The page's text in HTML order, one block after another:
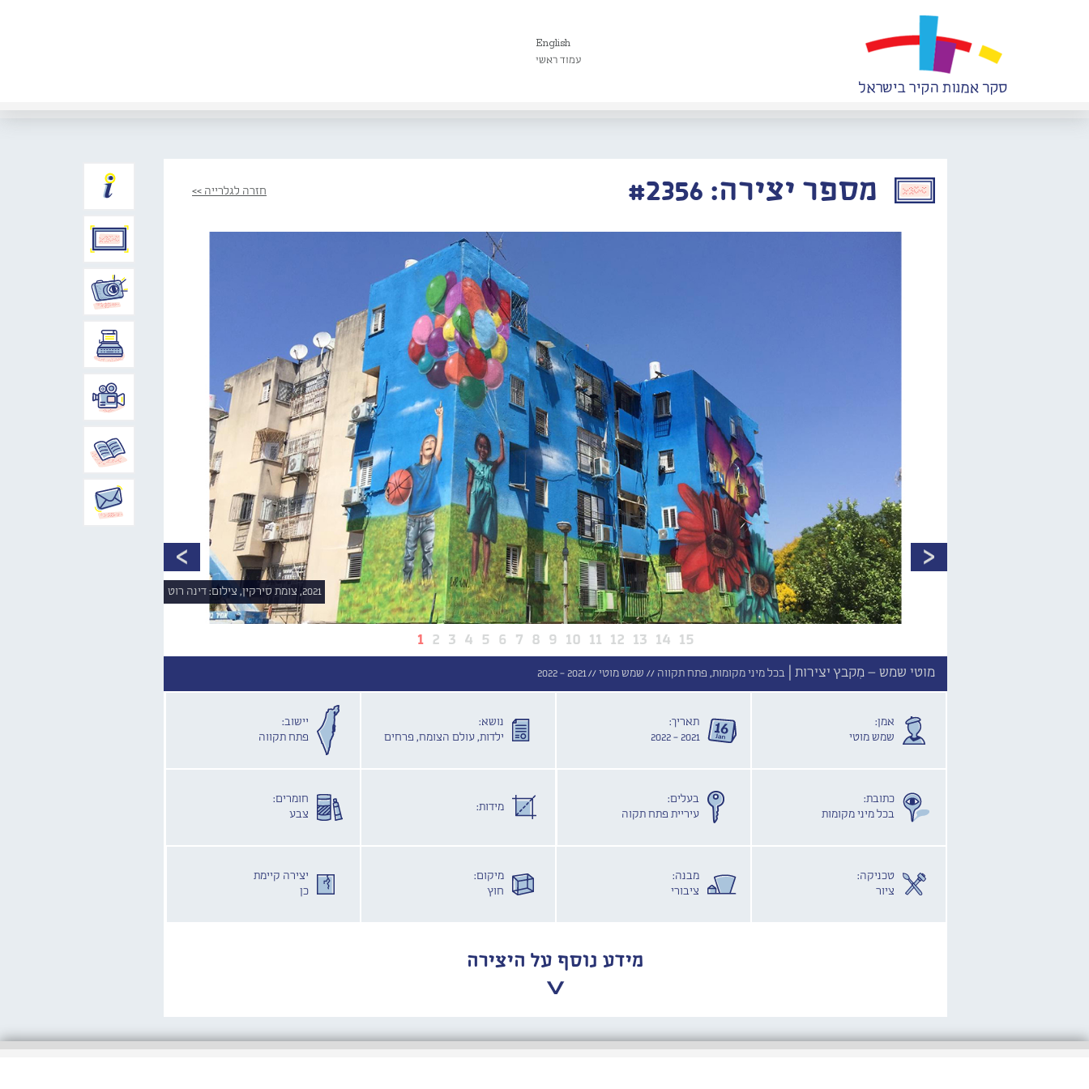
English
עמוד ראשי
מספר יצירה: #2356 חזרה לגלרייה >>
1 2 3 4 5 6 7 8 9 10 11 12 13 14 15
2021, צומת סירקין, צילום: דינה רוט
מוטי שמש – מִקבץ יצירות | בכל מיני מקומות, פתח תקווה // שמש מוטי //2021 - 2022
אמן:
שמש מוטי
תאריך:
2021 - 2022
נושא:
ילדות, עולם הצומח, פרחים
יישוב:
פתח תקווה
כתובת:
בכל מיני מקומות
בעלים:
עיריית פתח תקוה
מידות:
חומרים:
צבע
טכניקה:
ציור
מבנה:
ציבורי
מיקום:
חוץ
יצירה קיימת
כן
מידע נוסף על היצירה